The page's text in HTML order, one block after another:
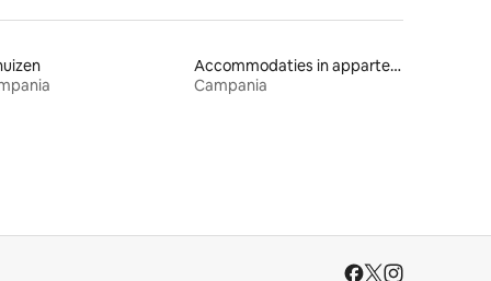
Accommodaties in appartementen met diensten
Campania